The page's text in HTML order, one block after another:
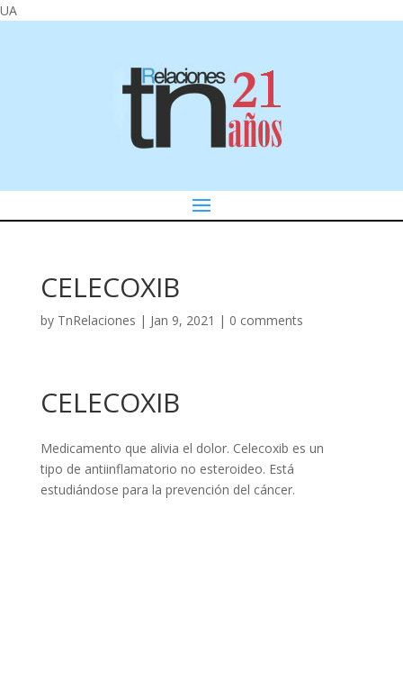
UA
CELECOXIB
by TnRelaciones | Jan 9, 2021 | 0 comments
CELECOXIB
Medicamento que alivia el dolor. Celecoxib es un
tipo de antiinflamatorio no esteroideo. Está
estudiándose para la prevención del cáncer.